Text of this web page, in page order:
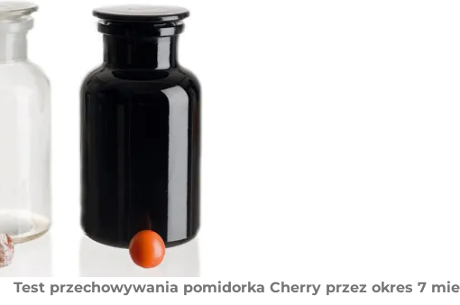
Test przechowywania pomidorka Cherry przez okres 7